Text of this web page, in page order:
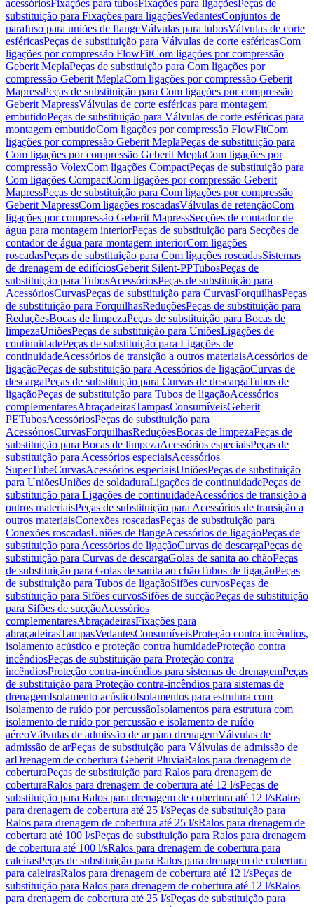
acessóriosFixações para tubosFixações para ligaçõesPeças de
substituição para Fixações para ligaçõesVedantesConjuntos de
parafuso para uniões de flangeVálvulas para tubosVálvulas de corte
esféricasPeças de substituição para Válvulas de corte esféricasCom
ligações por compressão FlowFitCom ligações por compressão
Geberit MeplaPeças de substituição para Com ligações por
compressão Geberit MeplaCom ligações por compressão Geberit
MapressPeças de substituição para Com ligações por compressão
Geberit MapressVálvulas de corte esféricas para montagem
embutidoPeças de substituição para Válvulas de corte esféricas para
montagem embutidoCom ligações por compressão FlowFitCom
ligações por compressão Geberit MeplaPeças de substituição para
Com ligações por compressão Geberit MeplaCom ligações por
compressão VolexCom ligações CompactPeças de substituição para
Com ligações CompactCom ligações por compressão Geberit
MapressPeças de substituição para Com ligações por compressão
Geberit MapressCom ligações roscadasVálvulas de retençãoCom
ligações por compressão Geberit MapressSecções de contador de
água para montagem interiorPeças de substituição para Secções de
contador de água para montagem interiorCom ligações
roscadasPeças de substituição para Com ligações roscadasSistemas
de drenagem de edifíciosGeberit Silent-PPTubosPeças de
substituição para TubosAcessóriosPeças de substituição para
AcessóriosCurvasPeças de substituição para CurvasForquilhasPeças
de substituição para ForquilhasReduçõesPeças de substituição para
ReduçõesBocas de limpezaPeças de substituição para Bocas de
limpezaUniõesPeças de substituição para UniõesLigações de
continuidadePeças de substituição para Ligações de
continuidadeAcessórios de transição a outros materiaisAcessórios de
ligaçãoPeças de substituição para Acessórios de ligaçãoCurvas de
descargaPeças de substituição para Curvas de descargaTubos de
ligaçãoPeças de substituição para Tubos de ligaçãoAcessórios
complementaresAbraçadeirasTampasConsumíveisGeberit
PETubosAcessóriosPeças de substituição para
AcessóriosCurvasForquilhasReduçõesBocas de limpezaPeças de
substituição para Bocas de limpezaAcessórios especiaisPeças de
substituição para Acessórios especiaisAcessórios
SuperTubeCurvasAcessórios especiaisUniõesPeças de substituição
para UniõesUniões de soldaduraLigações de continuidadePeças de
substituição para Ligações de continuidadeAcessórios de transição a
outros materiaisPeças de substituição para Acessórios de transição a
outros materiaisConexões roscadasPeças de substituição para
Conexões roscadasUniões de flangeAcessórios de ligaçãoPeças de
substituição para Acessórios de ligaçãoCurvas de descargaPeças de
substituição para Curvas de descargaGolas de sanita ao chãoPeças
de substituição para Golas de sanita ao chãoTubos de ligaçãoPeças
de substituição para Tubos de ligaçãoSifões curvosPeças de
substituição para Sifões curvosSifões de sucçãoPeças de substituição
para Sifões de sucçãoAcessórios
complementaresAbraçadeirasFixações para
abraçadeirasTampasVedantesConsumíveisProteção contra incêndios,
isolamento acústico e proteção contra humidadeProteção contra
incêndiosPeças de substituição para Proteção contra
incêndiosProteção contra-incêndios para sistemas de drenagemPeças
de substituição para Proteção contra-incêndios para sistemas de
drenagemIsolamento acústicoIsolamentos para estrutura com
isolamento de ruído por percussãoIsolamentos para estrutura com
isolamento de ruído por percussão e isolamento de ruído
aéreoVálvulas de admissão de ar para drenagemVálvulas de
admissão de arPeças de substituição para Válvulas de admissão de
arDrenagem de cobertura Geberit PluviaRalos para drenagem de
coberturaPeças de substituição para Ralos para drenagem de
coberturaRalos para drenagem de cobertura até 12 l/sPeças de
substituição para Ralos para drenagem de cobertura até 12 l/sRalos
para drenagem de cobertura até 25 l/sPeças de substituição para
Ralos para drenagem de cobertura até 25 l/sRalos para drenagem de
cobertura até 100 l/sPeças de substituição para Ralos para drenagem
de cobertura até 100 l/sRalos para drenagem de cobertura para
caleirasPeças de substituição para Ralos para drenagem de cobertura
para caleirasRalos para drenagem de cobertura até 12 l/sPeças de
substituição para Ralos para drenagem de cobertura até 12 l/sRalos
para drenagem de cobertura até 25 l/sPeças de substituição para